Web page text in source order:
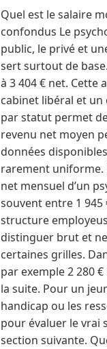
Quel est le salaire
confondus Le
public, le privé et
sert surtout de
à 3 404 € net. Cette
cabinet libéral et
par statut permet
revenu net moyen
données
rarement uniforme.
net mensuel d’un
souvent entre 1 945
structure
distinguer brut et
certaines grilles.
par exemple 2 280
la suite. Pour un
handicap ou les
pour évaluer le vrai
section suivante.